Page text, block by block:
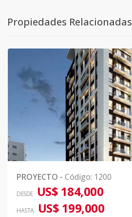
Propiedades Relacionadas
PROYECTO - Código: 1200
DESDE US$ 184,000
HASTA US$ 199,000